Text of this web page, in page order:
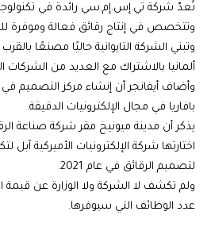
تُعدّ شركة تي.إس.إم.سي رائدة في
وتتخصص في إنتاج رقائق فعالة وموفرة
وتبني الشركة التايوانية حاليًا مصنعًا
ألمانيا بالاشتراك مع العديد من الشركات
وأضاف أيفانجر أن إنشاء مركز التصميم في
بافاريا في مجال الإلكترونيات الدقيقة.
يذكر أن مدينة ميونيخ مقر شركة صناعة
اختارتها شركة الإلكترونيات الأميركية آبل
لتصميم الرقائق في عام 2021.
ولم تكشف لا الشركة ولا الوزارة عن قيمة
عدد الوظائف التي سيوفرها.